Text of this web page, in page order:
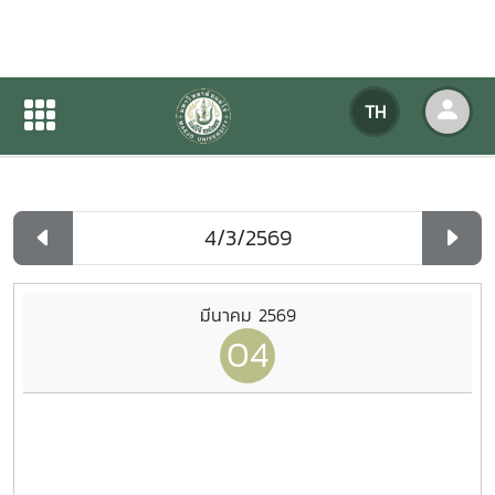
TH
ปฏิทินกิจกรรมของหน่วยงาน
ปฏิทินกิจกรรมของหน่วยงาน
มีนาคม 2569
04